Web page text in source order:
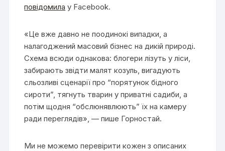
повідомила у Facebook.
«Це вже давно не поодинокі випадки, а
налагоджений масовий бізнес на дикій природі.
Схема всюди однакова: блогери лізуть у ліси,
забирають звідти малят козуль, вигадують
сльозливі сценарії про “порятунок бідного
сироти”, тягнуть тварин у приватні садиби, а
потім щодня “обслюнявлюють” їх на камеру
ради переглядів», — пише Горностай.
Ми не можемо перевірити кожен з описаних